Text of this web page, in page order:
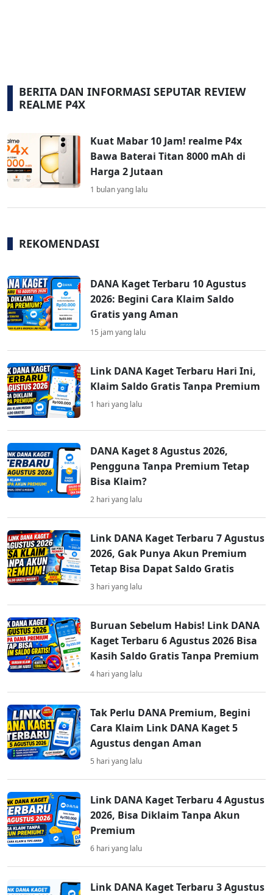
BERITA DAN INFORMASI SEPUTAR REVIEW
REALME P4X
Kuat Mabar 10 Jam! realme P4x
Bawa Baterai Titan 8000 mAh di
Harga 2 Jutaan
1 bulan yang lalu
REKOMENDASI
DANA Kaget Terbaru 10 Agustus
2026: Begini Cara Klaim Saldo
Gratis yang Aman
15 jam yang lalu
Link DANA Kaget Terbaru Hari Ini,
Klaim Saldo Gratis Tanpa Premium
1 hari yang lalu
DANA Kaget 8 Agustus 2026,
Pengguna Tanpa Premium Tetap
Bisa Klaim?
2 hari yang lalu
Link DANA Kaget Terbaru 7 Agustus
2026, Gak Punya Akun Premium
Tetap Bisa Dapat Saldo Gratis
3 hari yang lalu
Buruan Sebelum Habis! Link DANA
Kaget Terbaru 6 Agustus 2026 Bisa
Kasih Saldo Gratis Tanpa Premium
4 hari yang lalu
Tak Perlu DANA Premium, Begini
Cara Klaim Link DANA Kaget 5
Agustus dengan Aman
5 hari yang lalu
Link DANA Kaget Terbaru 4 Agustus
2026, Bisa Diklaim Tanpa Akun
Premium
6 hari yang lalu
Link DANA Kaget Terbaru 3 Agustus